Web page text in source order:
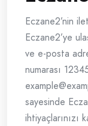
Eczane2’nin
Eczane2’ye
ve e-posta
numarası
sayesinde
ihtiyaçlarınızı